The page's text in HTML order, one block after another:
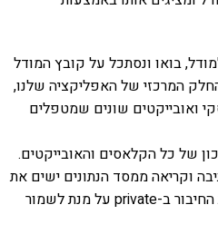
בואו ונסתכל על קובץ המודל
המרכזי של האפליקציה שלנו,
ואובייקטים שונים שמטפלים
של כל הקלאסים והאובייקטים.
וקריאה ממסד הנתונים ישים את
פרטי מסד הנתונים ואת מתודות החיבור ב-private על מנת לשמור